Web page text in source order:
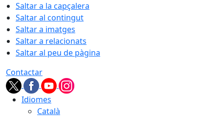
Saltar a la capçalera
Saltar al contingut
Saltar a imatges
Saltar a relacionats
Saltar al peu de pàgina
Contactar
Idiomes
Català